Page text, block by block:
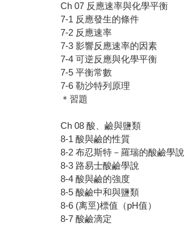
Ch 07 反應速率與化學平衡
7-1 反應發生的條件
7-2 反應速率
7-3 影響反應速率的因素
7-4 可逆反應與化學平衡
7-5 平衡常數
7-6 勒沙特列原理
＊習題
Ch 08 酸、鹼與鹽類
8-1 酸與鹼的性質
8-2 布忍斯特－羅瑞的酸鹼學說
8-3 路易士酸鹼學說
8-4 酸與鹼的強度
8-5 酸鹼中和與鹽類
8-6 (离巠)標值（pH值）
8-7 酸鹼滴定